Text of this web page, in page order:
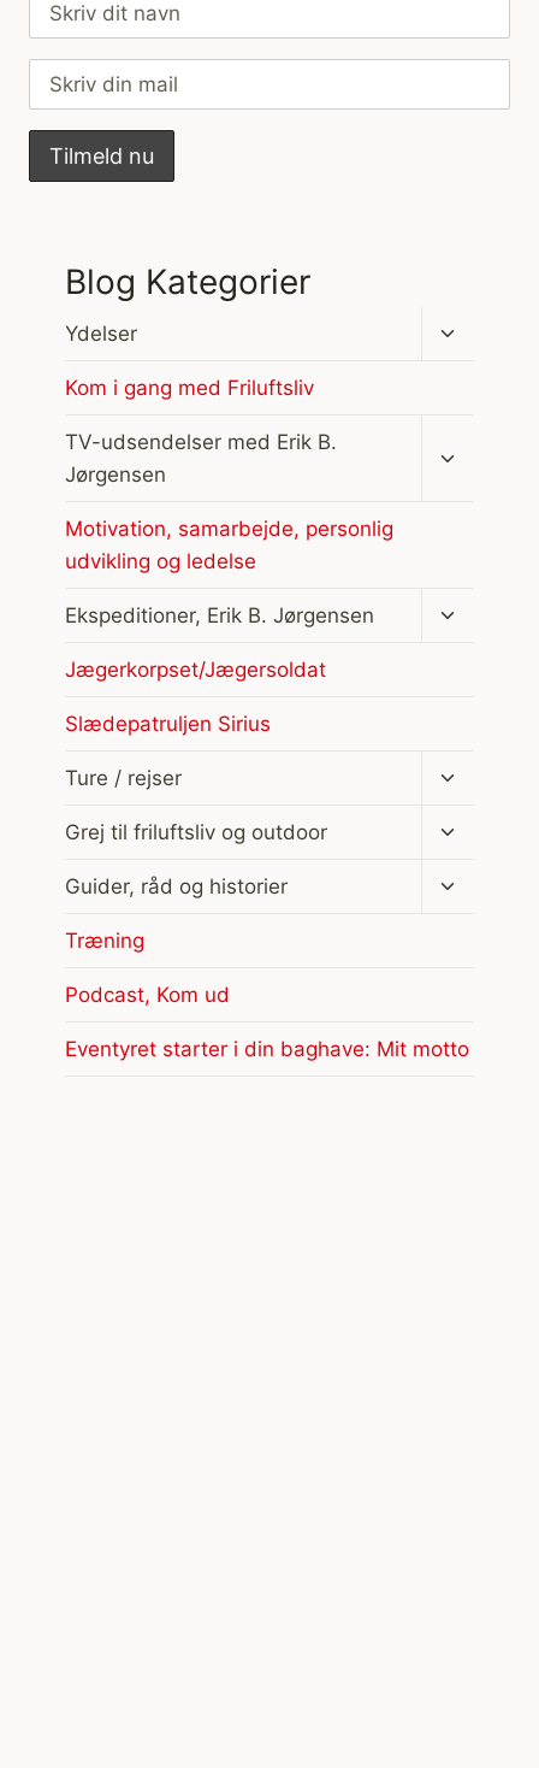
Blog Kategorier
Ydelser
Skift
Kom i gang med Friluftsliv
TV-udsendelser med Erik B.
Jørgensen
Motivation, samarbejde, personlig
udvikling og ledelse
Ekspeditioner, Erik B. Jørgensen
Skift
Jægerkorpset/Jægersoldat
Slædepatruljen Sirius
Ture / rejser
Skift
Grej til friluftsliv og outdoor
Skift
Guider, råd og historier
Skift
Træning
Podcast, Kom ud
Eventyret starter i din baghave: Mit motto